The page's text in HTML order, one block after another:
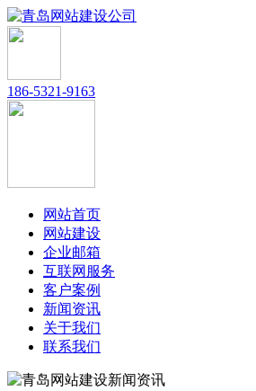
186-5321-9163
网站首页
网站建设
企业邮箱
互联网服务
客户案例
新闻资讯
关于我们
联系我们